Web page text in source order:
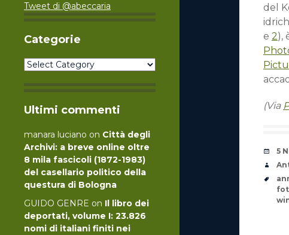
Tweet di @abeccaria
Categorie
Categorie
Ultimi commenti
manara luciano on Città degli
Archivi: a breve online oltre
8 mila fascicoli (1872-1983)
del casellario politico della
questura di Bologna
GUIDO GENRE on Il libro dei
deportati, volume I: 23.826
nomi di italiani finiti nei
del
e 2),
(Via
5